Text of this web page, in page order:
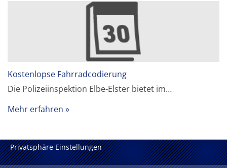
Kostenlopse Fahrradcodierung
Die Polizeiinspektion Elbe-Elster bietet im…
Mehr erfahren
Privatsphäre Einstellungen